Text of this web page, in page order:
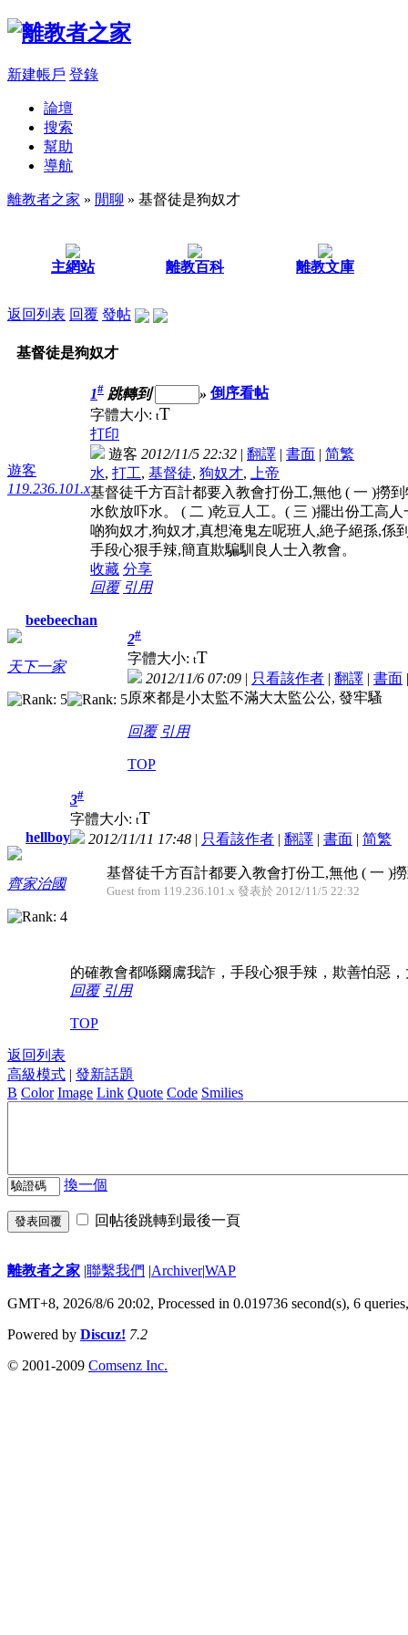
新建帳戶 登錄
論壇
搜索
幫助
導航
離教者之家 » 閒聊 » 基督徒是狗奴才
主網站 離教百科 離教文庫
返回列表 回覆 發帖
基督徒是狗奴才
遊客
119.236.101.x
1# 跳轉到 » 倒序看帖
字體大小: tT
打印
遊客 2012/11/5 22:32 | 翻譯 | 書面 | 简繁
水, 打工, 基督徒, 狗奴才,
上帝
基督徒千方百計都要入教會打份工,無他 ( 一 )撈
水飲放吓水。 ( 二 )乾豆人工。( 三 )擺出份工高
啲狗奴才,狗奴才,真想淹鬼左呢班人,絶子絕孫,係
手段心狠手辣,簡直欺騙馴良人士入教會。
收藏 分享
回覆 引用
beebeechan
天下一家
2#
字體大小: tT
2012/11/6 07:09 | 只看該作者 | 翻譯 | 書面
原來都是小太監不滿大太監公公, 發牢騷
回覆 引用
TOP
hellboy
齊家治國
3#
字體大小: tT
2012/11/11 17:48 | 只看該作者 | 翻譯 | 書面 | 简繁
基督徒千方百計都要入教會打份工,無他 ( 一 )
Guest from 119.236.101.x 發表於 2012/11/5 22:32
的確教會都喺爾鬳我詐，手段心狠手辣，欺善怕惡
回覆 引用
TOP
返回列表
高級模式 | 發新話題
B Color Image Link Quote Code Smilies
換一個
發表回覆 回帖後跳轉到最後一頁
離教者之家 |聯繫我們 |Archiver|WAP
GMT+8, 2026/8/6 20:02, Processed in 0.019736 second(s), 6
Powered by Discuz! 7.2
© 2001-2009 Comsenz Inc.